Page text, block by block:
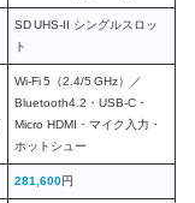
SD UHS‑II シングルスロッ
ト
Wi‑Fi 5（2.4/5 GHz）／
Bluetooth4.2・USB‑C・
Micro HDMI・マイク入力・
ホットシュー
281,600円